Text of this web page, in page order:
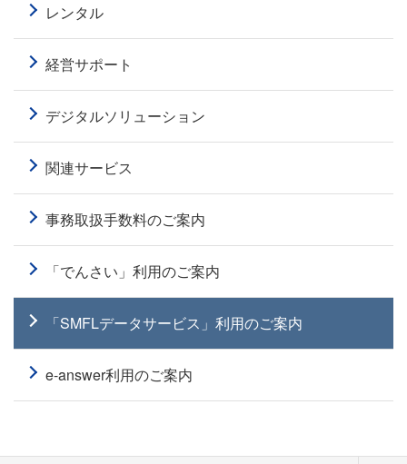
レンタル
経営サポート
デジタルソリューション
関連サービス
事務取扱手数料のご案内
「でんさい」利用のご案内
「SMFLデータサービス」利⽤のご案内
e-answer利用のご案内